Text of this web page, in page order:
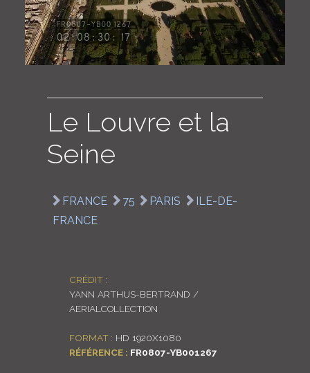
COLLECTIONS
LOGIN
Le Louvre et la
Seine
FRANCE 75 PARIS
ILE-DE-
FRANCE
CRÉDIT :
YANN ARTHUS-BERTRAND /
AERIALCOLLECTION
FORMAT : HD 1920X1080
RÉFÉRENCE : FR0807-YB001267